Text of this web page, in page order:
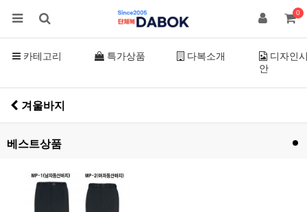
0
카테고리 특가상품 다복소개
디자인
안
겨울바지
베스트상품